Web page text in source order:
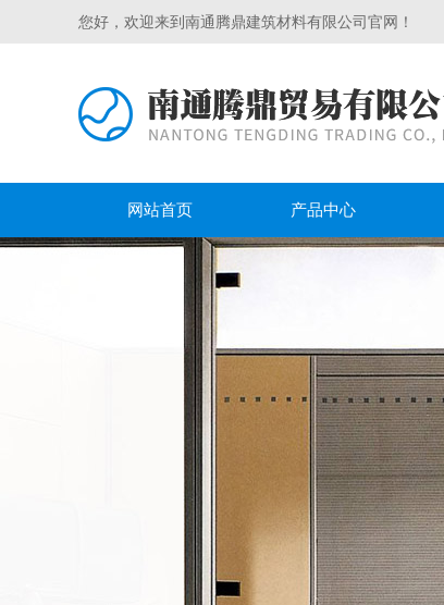
您好，欢迎来到南通腾鼎建筑材料有限公司官网！
网站首页 产品中心